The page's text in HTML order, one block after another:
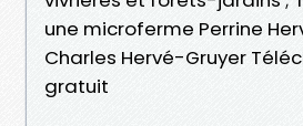
une microferme Perrine
Charles Hervé-Gruyer
gratuit